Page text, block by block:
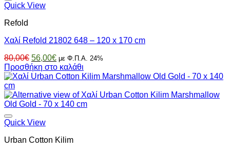
Quick View
Refold
Χαλί Refold 21802 648 – 120 x 170 cm
80,00€ Original
price
was:
56,00€Η
τρέχουσα
τιμή
56,00€.
με Φ.Π.Α. 24%
Προσθήκη στο καλάθι
Quick View
Urban Cotton Kilim